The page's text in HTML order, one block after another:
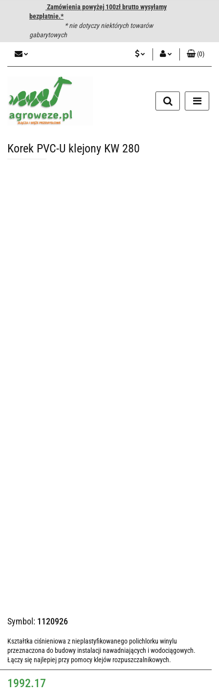
Zamówienia powyżej 100zł brutto wysyłamy
bezpłatnie.*
* nie dotyczy niektórych towarów
gabarytowych
Zarejestruj się
Dodaj zgłoszenie
(0)
Korek PVC-U klejony KW 280
Symbol: 1120926
Kształtka ciśnieniowa z nieplastyfikowanego polichlorku winylu
przeznaczona do budowy instalacji nawadniających i wodociągowych.
Łączy się najlepiej przy pomocy klejów rozpuszczalnikowych.
1992.17